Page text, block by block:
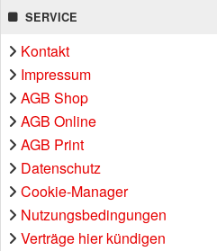
SERVICE
Kontakt
Impressum
AGB Shop
AGB Online
AGB Print
Datenschutz
Cookie-Manager
Nutzungsbedingungen
Verträge hier kündigen